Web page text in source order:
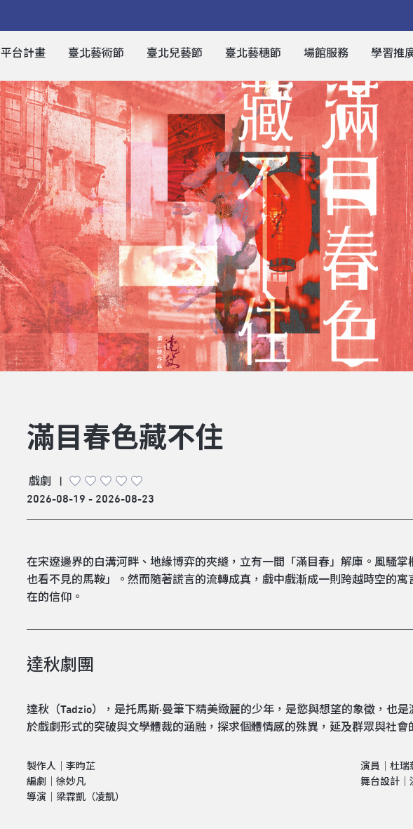
平台計畫 臺北藝術節 臺北兒藝節 臺北藝穗節 場館服務 學習推
滿目春色藏不住
戲劇
2026-08-19 - 2026-08-23
在宋遼邊界的白溝河畔、地緣博弈的夾縫，立有一間「滿目春」解庫。風騷
也看不見的馬鞍」。然而隨著謊言的流轉成真，戲中戲漸成一則跨越時空的
在的信仰。
達秋劇團
達秋（Tadzio），是托馬斯·曼筆下精美緻麗的少年，是慾與想望的象徵，也
於戲劇形式的突破與文學體裁的涵融，探求個體情感的殊異，延及群眾與社會
製作人｜李昀芷
編劇｜徐妙凡
導演｜梁霖凱（凌凱）
演員｜杜瑞
舞台設計｜